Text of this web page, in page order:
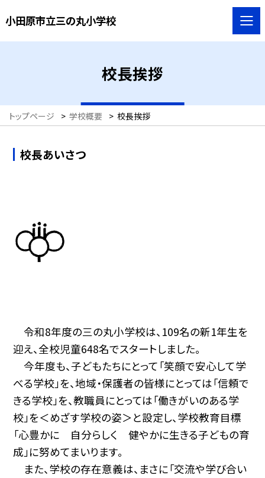
小田原市立三の丸小学校
校長挨拶
トップページ > 学校概要 > 校長挨拶
校長あいさつ
令和8年度の三の丸小学校は、109名の新1年生を
迎え、全校児童648名でスタートしました。
今年度も、子どもたちにとって「笑顔で安心して学
べる学校」を、地域・保護者の皆様にとっては「信頼で
きる学校」を、教職員にとっては「働きがいのある学
校」を＜めざす学校の姿＞と設定し、学校教育目標
「心豊かに 自分らしく 健やかに生きる子どもの育
成」に努めてまいります。
また、学校の存在意義は、まさに「交流や学び合い